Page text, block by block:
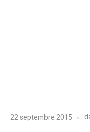
22 septembre 2015